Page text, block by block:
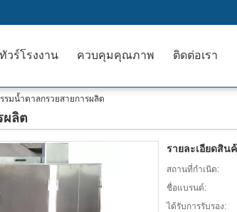
ทัวร์โรงงาน ควบคุมคุณภาพ ติดต่อเรา
มน้ำตาลกรวยสายการผลิต
ผลิต
รายละเอียดสิน
สถานที่กำเนิด:
ชื่อแบรนด์:
ได้รับการรับรอง: